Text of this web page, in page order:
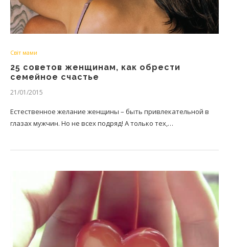
Світ мами
25 советов женщинам, как обрести
семейное счастье
21/01/2015
Естественное желание женщины – быть привлекательной в
глазах мужчин. Но не всех подряд! А только тех,…